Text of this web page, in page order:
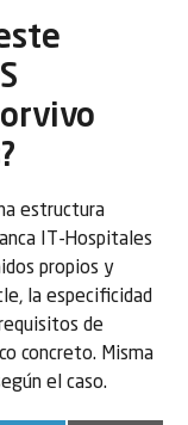
estructura
IT-Hospitales
propios y
la especificidad
de
concreto. Misma
el caso.